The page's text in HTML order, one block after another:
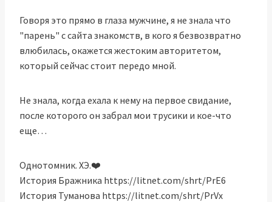
Говоря это прямо в глаза мужчине, я не знала что
"парень" с сайта знакомств, в кого я безвозвратно
влюбилась, окажется жестоким авторитетом,
который сейчас стоит передо мной.
Не знала, когда ехала к нему на первое свидание,
после которого он забрал мои трусики и кое-что
еще…
Однотомник. ХЭ.‍❤️‍
История Бражника https://litnet.com/shrt/PrE6
История Туманова https://litnet.com/shrt/PrVx